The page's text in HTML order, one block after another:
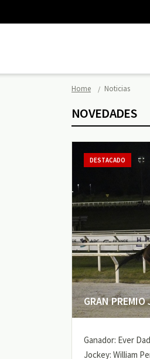
Home Noticias
NOVEDADES
GRAN PREMIO
DESTACADO
Ganador: Ever
Jockey: William